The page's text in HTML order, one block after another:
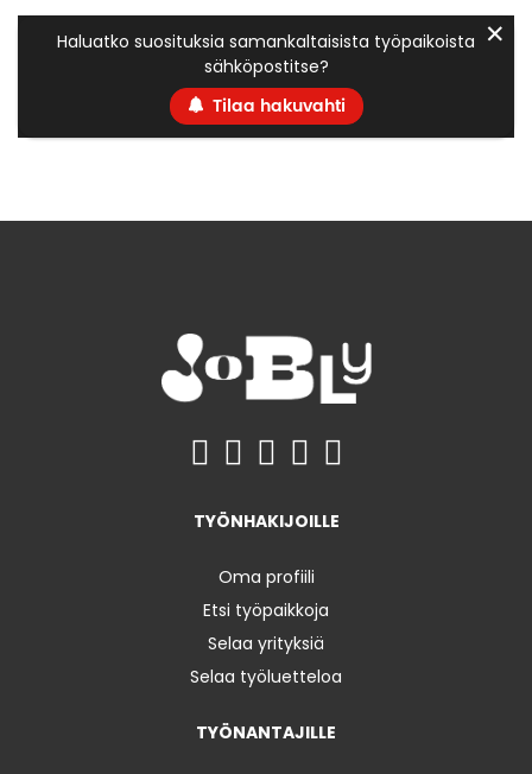
Haluatko suosituksia samankaltaisista työpaikoista
sähköpostitse?
Tilaa hakuvahti
✕
TYÖNHAKIJOILLE
Oma profiili
Etsi työpaikkoja
Selaa yrityksiä
Selaa työluetteloa
TYÖNANTAJILLE